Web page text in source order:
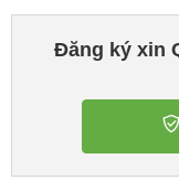
Đăng ký xin